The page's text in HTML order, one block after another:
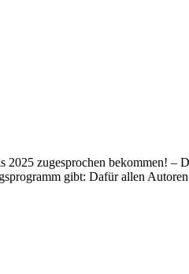
zugesprochen bekommen!
gibt: Dafür allen